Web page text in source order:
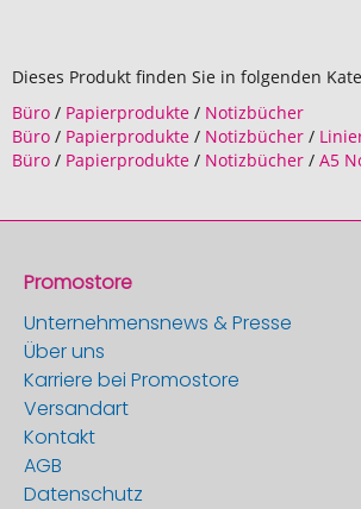
Dieses Produkt finden Sie in folgenden
Büro / Papierprodukte / Notizbücher
Büro / Papierprodukte / Notizbücher /
Büro / Papierprodukte / Notizbücher / A5
Promostore
Unternehmensnews & Presse
Über uns
Karriere bei Promostore
Versandart
Kontakt
AGB
Datenschutz